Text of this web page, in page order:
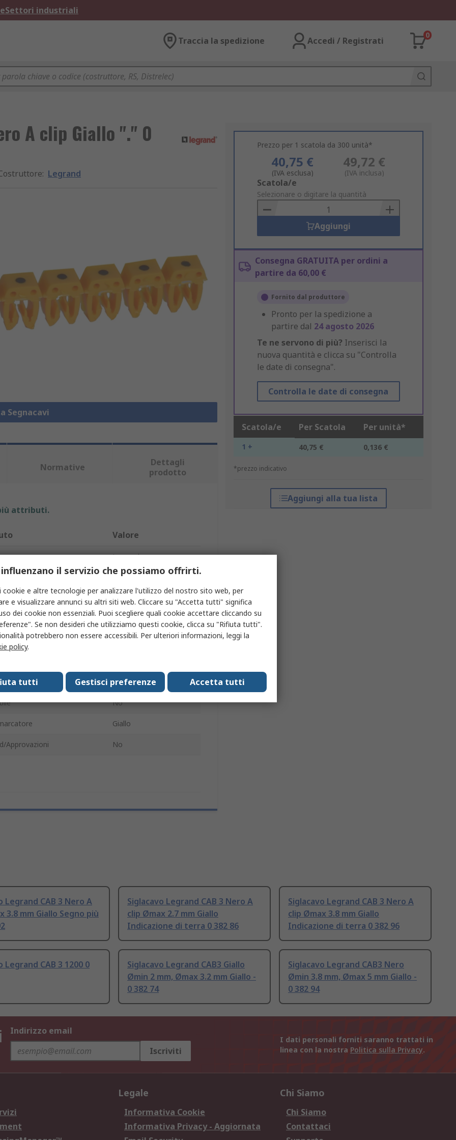
Settori industriali
Traccia la spedizione Accedi / Registrati
0
A clip Giallo "." 0
: Legrand
Segnacavi
Prezzo per 1 scatola da 300 unità*
40,75 €
(IVA esclusa)
49,72 €
(IVA inclusa)
Add
to
Basket
Scatola/e
Selezionare o digitare la quantità
Aggiungi
Consegna GRATUITA per ordini a
partire da 60,00 €
Fornito dal produttore
Pronto per la spedizione a
partire dal 24 agosto 2026
Te ne servono di più? Inserisci la
nuova quantità e clicca su "Controlla
le date di consegna".
Controlla le date di consegna
Scatola/e Per Scatola Per unità*
1 + 40,75 € 0,136 €
*prezzo indicativo
Aggiungi alla tua lista
Normative
Dettagli
prodotto
attributi.
Valore
Legrand
A clip
Pre-stampato
Siglacavo
"."
Nero
No
Giallo
Approvazioni No
Legrand CAB 3 Nero A
3.8 mm Giallo Segno più
Siglacavo Legrand CAB 3 Nero A
clip Ømax 2.7 mm Giallo
Indicazione di terra 0 382 86
Siglacavo Legrand CAB 3 Nero A
clip Ømax 3.8 mm Giallo
Indicazione di terra 0 382 96
Legrand CAB 3 1200 0
Siglacavo Legrand CAB3 Giallo
Ømin 2 mm, Ømax 3.2 mm Giallo -
0 382 74
Siglacavo Legrand CAB3 Nero
Ømin 3.8 mm, Ømax 5 mm Giallo -
0 382 94
Indirizzo email
Iscriviti
I dati personali forniti saranno trattati in
linea con la nostra Politica sulla Privacy.
Legale
Informativa Cookie
Informativa Privacy - Aggiornata
Chi Siamo
Chi Siamo
Contattaci
il servizio che possiamo offrirti.
cookie e altre tecnologie per analizzare l'utilizzo del nostro sito web, per
e visualizzare annunci su altri siti web. Cliccare su "Accetta tutti" significa
dei cookie non essenziali. Puoi scegliere quali cookie accettare cliccando su
Se non desideri che utilizziamo questi cookie, clicca su "Rifiuta tutti".
potrebbero non essere accessibili. Per ulteriori informazioni, leggi la
policy.
Accetta tutti
Gestisci preferenze
tutti